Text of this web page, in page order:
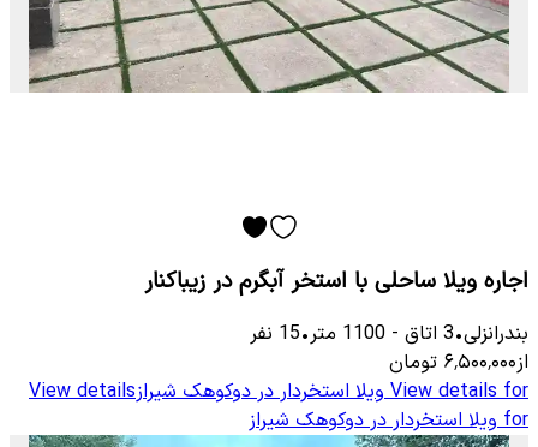
اجاره ویلا ساحلی با استخر آبگرم در زیباکنار
بندرانزلی•
3 اتاق -
1100 متر•
15 نفر
از۶٬۵۰۰٬۰۰۰ تومان
View details for ویلا استخردار در دوکوهک شیرازView details
for ویلا استخردار در دوکوهک شیراز